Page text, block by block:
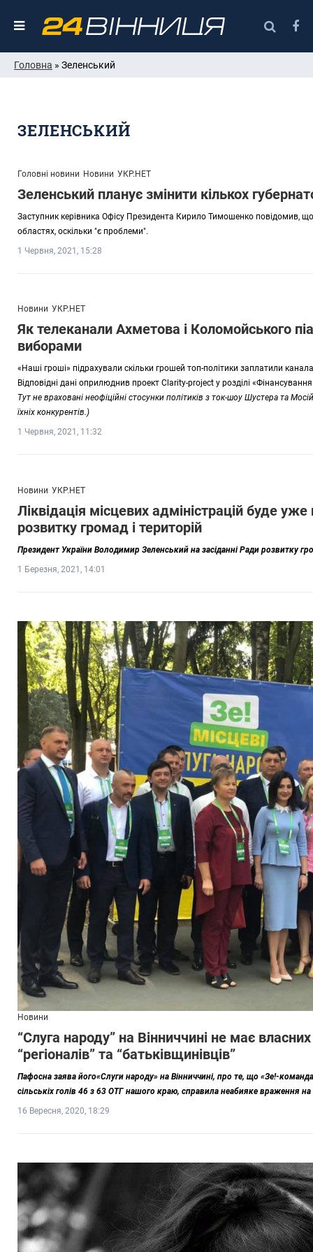
Головна » Зеленський
ЗЕЛЕНСЬКИЙ
Головні новини Новини УКР.НЕТ
Зеленський планує змінити кількох
Заступник керівника Офісу Президента Кирило Тимошенко повідомив,
областях, оскільки "є проблеми".
1 Червня, 2021, 15:28
Новини УКР.НЕТ
Як телеканали Ахметова і Коломойського
виборами
«Наші гроші» підрахували скільки грошей топ-політики заплатили
Відповідні дані оприлюднив проект Clarity-project у розділі «Фінансування
Тут не враховані неофіційні стосунки політиків з ток-шоу Шустера та
їхніх конкурентів.)
1 Червня, 2021, 11:32
Новини УКР.НЕТ
Ліквідація місцевих адміністрацій буде
розвитку громад і територій
Президент України Володимир Зеленський на засіданні Ради розвитку
1 Березня, 2021, 14:01
Новини
“Слуга народу” на Вінниччині не має
“регіоналів” та “батьківщинівців”
Пафосна заява його«Слуги народу» на Вінниччині, про те, що «Зе!-
сільськіх голів 46 з 63 ОТГ нашого краю, справила неабияке враження на
16 Вересня, 2020, 18:29